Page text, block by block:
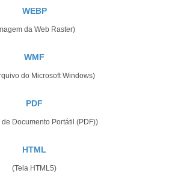
WEBP
da Web Raster)
WMF
do Microsoft Windows)
PDF
de Documento Portátil (PDF))
HTML
(Tela HTML5)